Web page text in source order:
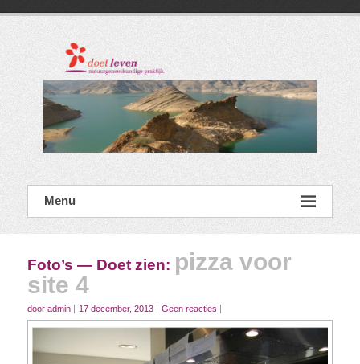
Menu
Foto’s — Doet zien: pizza voor
site 4
door admin 17 december, 2013 Geen reacties